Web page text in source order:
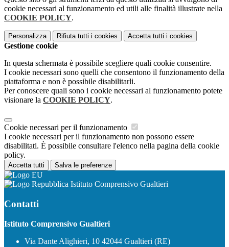
cookie necessari al funzionamento ed utili alle finalità illustrate nella
COOKIE POLICY.
Personalizza Rifiuta tutti i cookies Accetta tutti i cookies
Gestione cookie
In questa schermata è possibile scegliere quali cookie consentire.
I cookie necessari sono quelli che consentono il funzionamento della
piattaforma e non è possibile disabilitarli.
Per conoscere quali sono i cookie necessari al funzionamento potete
visionare la COOKIE POLICY.
Cookie necessari per il funzionamento
I cookie necessari per il funzionamento non possono essere
disabilitati. È possibile consultare l'elenco nella pagina della cookie
policy.
Accetta tutti Salva le preferenze
Istituto Comprensivo Gualtieri
Contatti
Istituto Comprensivo Gualtieri
Via Dante Alighieri, 10 42044 Gualtieri (RE)